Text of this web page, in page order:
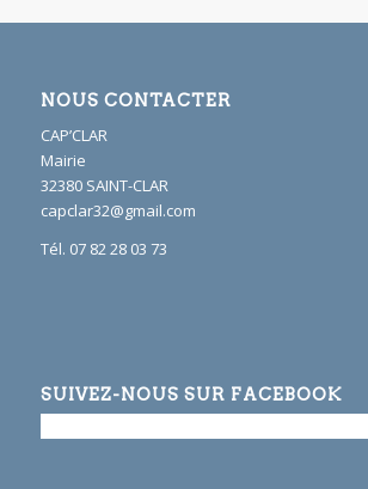
NOUS CONTACTER
CAP’CLAR
Mairie
32380 SAINT-CLAR
capclar32@gmail.com
Tél. 07 82 28 03 73
SUIVEZ-NOUS SUR FACEBOOK